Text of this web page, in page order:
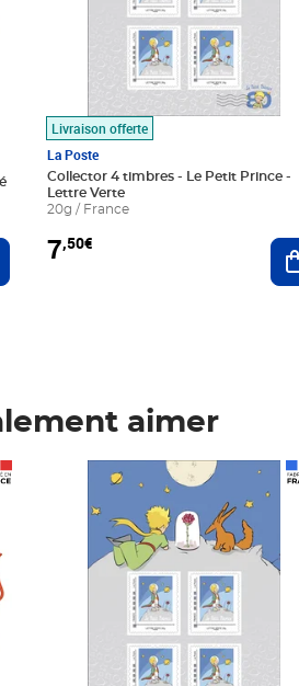
au panier
Livraison offerte
La Poste
Collector 4 timbres - Le Petit Prince -
Lettre Verte
20g / France
7,50€
aimer
Prix 7,50€